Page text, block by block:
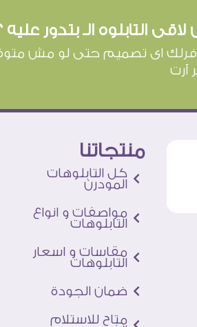
التابلوه الـ بتدور عليه
اى تصميم حتى لو مش
آرت
منتجاتنا
كل التابلوهات
المودرن
مواصفات و انواع
التابلوهات
مقاسات و اسعار
التابلوهات
ضمان الجودة
متاح للاستلام